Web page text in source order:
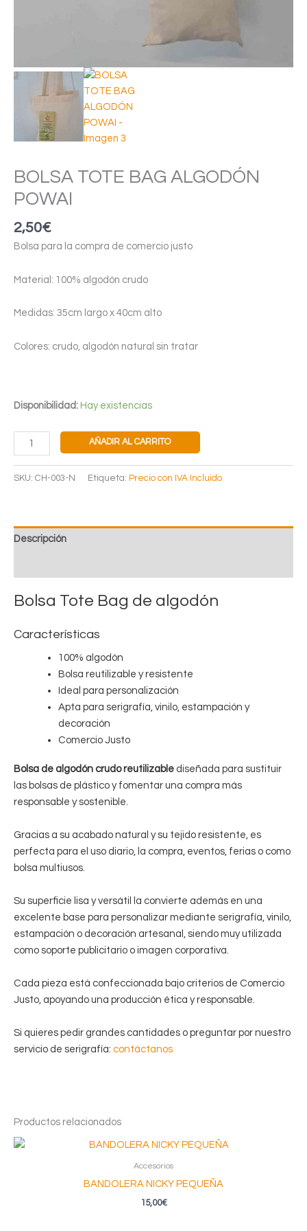
BOLSA TOTE BAG ALGODÓN
POWAI
2,50€
Bolsa para la compra de comercio justo
Material: 100% algodón crudo
Medidas: 35cm largo x 40cm alto
Colores: crudo, algodón natural sin tratar
Disponibilidad: Hay existencias
BOLSA
TOTE
AÑADIR AL CARRITO
SKU: CH-003-N Etiqueta: Precio con IVA Incluido
Descripción
Bolsa Tote Bag de algodón
Características
100% algodón
Bolsa reutilizable y resistente
Ideal para personalización
Apta para serigrafía, vinilo, estampación y
decoración
Comercio Justo
Bolsa de algodón crudo reutilizable diseñada para sustituir
las bolsas de plástico y fomentar una compra más
responsable y sostenible.
Gracias a su acabado natural y su tejido resistente, es
perfecta para el uso diario, la compra, eventos, ferias o como
bolsa multiusos.
Su superficie lisa y versátil la convierte además en una
excelente base para personalizar mediante serigrafía, vinilo,
estampación o decoración artesanal, siendo muy utilizada
como soporte publicitario o imagen corporativa.
Cada pieza está confeccionada bajo criterios de Comercio
Justo, apoyando una producción ética y responsable.
Si quieres pedir grandes cantidades o preguntar por nuestro
servicio de serigrafía: contáctanos
Productos relacionados
Accesorios
BANDOLERA NICKY PEQUEÑA
15,00€